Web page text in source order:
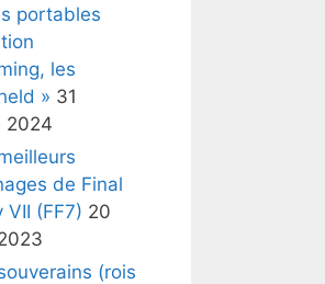
portables
les
» 31
2024
de Final
VII (FF7) 20
(rois